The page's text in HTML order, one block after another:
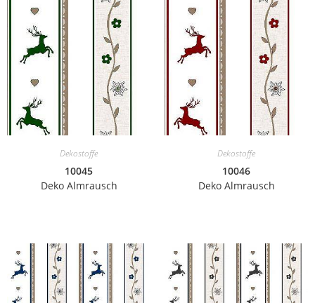
Dekostoffe
10045
Deko Almrausch
Dekostoffe
10046
Deko Almrausch